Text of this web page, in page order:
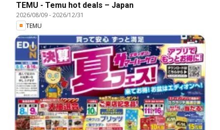
TEMU - Temu hot deals – Japan
2026/08/09-2026/12/31
TEMU